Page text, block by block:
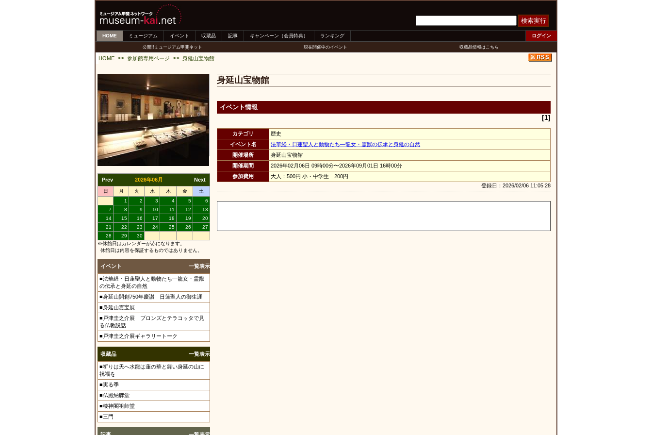
検索実行
HOME ミュージアム イベント 収蔵品 記事 キャンペーン（会員特典） ランキング ログイン
公開!!ミュージアム甲斐ネット 現在開催中のイベント 収蔵品情報はこちら
HOME >> 参加館専用ページ >> 身延山宝物館
Prev 2026年06月 Next
日 月 火 水 木 金
土
1
2 3 4 5
6
7
8 9 10 11 12
13
14
15 16 17 18 19
20
21
22 23 24 25 26
27
28
29
30
※休館日はカレンダーが赤になります。
休館日は内容を保証するものではありません。
イベント 一覧表示
■法華経・日蓮聖人と動物たち―龍女・霊獣
の伝承と身延の自然
■身延山開創750年慶讃 日蓮聖人の御生涯
■身延山霊宝展
■戸津圭之介展 ブロンズとテラコッタで見
る仏教説話
■戸津圭之介展ギャラリートーク
収蔵品 一覧表示
■祈りは天へ水龍は蓮の華と舞い身延の山に
祝福を
■実る季
■仏殿納牌堂
■棲神閣祖師堂
■三門
身延山宝物館
イベント情報
[1]
カテゴリ
歴史
イベント名
法華経・日蓮聖人と動物たち―龍女・霊獣の伝承と身延の自然
開催場所
身延山宝物館
開催期間
2026年02月06日 09時00分〜2026年09月01日 16時00分
参加費用
大人：500円 小・中学生 200円
登録日：2026/02/06 11:05:28